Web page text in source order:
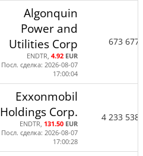
Algonquin
Power and
Utilities Corp
ENDTR, 4.92 EUR
Посл. сделка: 2026-08-07
17:00:04
673 677
Exxonmobil
Holdings Corp.
ENDTR, 131.50 EUR
Посл. сделка: 2026-08-07
17:00:28
4 233 538